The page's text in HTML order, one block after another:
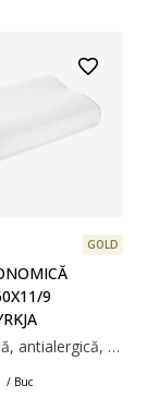
GOLD
9
Pernă luxoasă, antialergică, din spumă cu memorie AIR care înlătură presiunea musculară, infuzată cu cărbune de bambus care absoarbe umezeala. Spuma cu memorie AIR se modelează rapid și precis pe gât și umeri, chiar și într-un mediu de somn răcoros. Țesătură din 100% poliester, tratată împotriva acarienilor. Temperatură spălare: 40°C. 40x60x11/9 cm
/ Buc